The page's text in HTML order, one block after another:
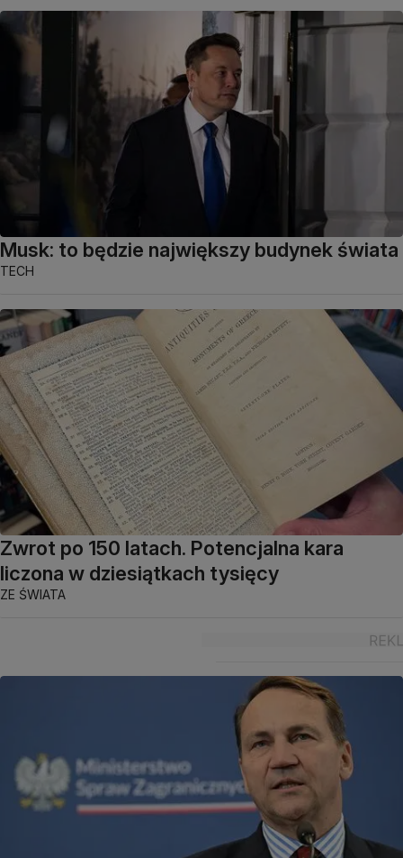
Musk: to będzie największy budynek świata
TECH
Zwrot po 150 latach. Potencjalna kara
liczona w dziesiątkach tysięcy
ZE ŚWIATA